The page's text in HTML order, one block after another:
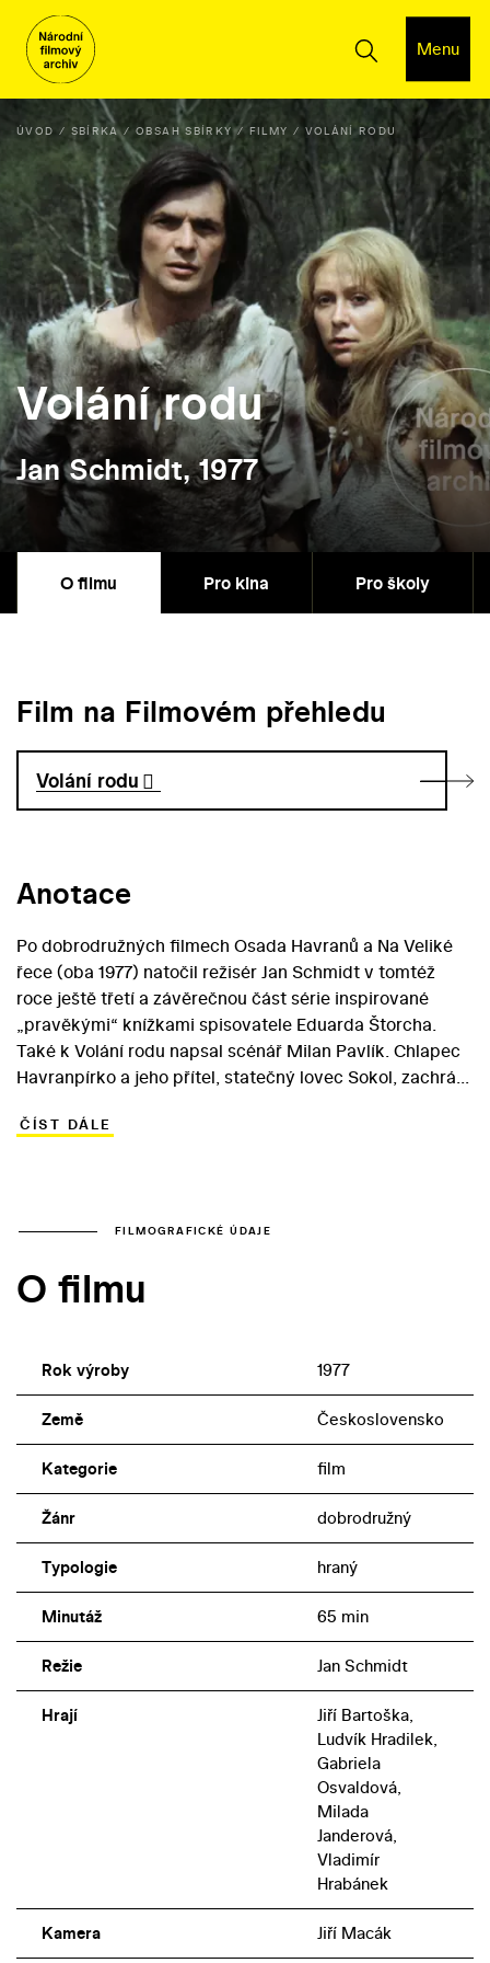
Menu
ÚVOD SBÍRKA OBSAH SBÍRKY FILMY VOLÁNÍ RODU
Volání rodu
Jan Schmidt, 1977
O filmu Pro kina Pro školy
Film na Filmovém přehledu
Volání rodu
Anotace
Po dobrodružných filmech Osada Havranů a Na Veliké
řece (oba 1977) natočil režisér Jan Schmidt v tomtéž
roce ještě třetí a závěrečnou část série inspirované
„pravěkými“ knížkami spisovatele Eduarda Štorcha.
Také k Volání rodu napsal scénář Milan Pavlík. Chlapec
Havranpírko a jeho přítel, statečný lovec Sokol, zachrání
jako jediná z rodu Rybářů neonemocněla nakažlivou
ho u Pastevců – a spolu s ním i možnost, jak změnit svou
Jiřího Bartošky se ve Schmidtově rodinném snímku
ČÍST DÁLE
FILMOGRAFICKÉ ÚDAJE
O filmu
Rok výroby 1977
Země Československo
Kategorie film
Žánr dobrodružný
Typologie hraný
Minutáž 65 min
Režie Jan Schmidt
Hrají
Jiří Bartoška,
Ludvík Hradilek,
Gabriela
Osvaldová,
Milada
Janderová,
Vladimír
Hrabánek
Kamera Jiří Macák